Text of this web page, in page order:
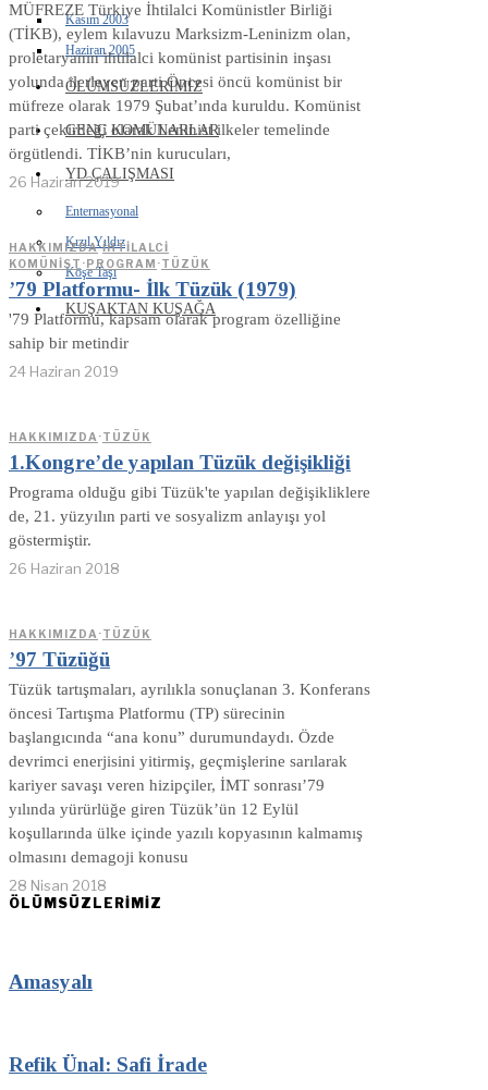
Kasım 2003
Haziran 2005
ÖLÜMSÜZLERIMIZ
GENÇ KOMÜNARLAR
YD ÇALIŞMASI
Enternasyonal
Kızıl Yıldız
Köşe Taşı
KUŞAKTAN KUŞAĞA
MÜFREZE Türkiye İhtilalci Komünistler Birliği
(TİKB), eylem kılavuzu Marksizm-Leninizm olan,
proletaryanın ihtilalci komünist partisinin inşası
yolunda ilerleyen parti Öncesi öncü komünist bir
müfreze olarak 1979 Şubat’ında kuruldu. Komünist
parti çekirdeği olarak Leninist ilkeler temelinde
örgütlendi. TİKB’nin kurucuları,
26 Haziran 2019
HAKKIMIZDA·İHTILALCI
KOMÜNIST ·PROGRAM ·TÜZÜK
’79 Platformu- İlk Tüzük (1979)
'79 Platformu, kapsam olarak program özelliğine
sahip bir metindir
24 Haziran 2019
HAKKIMIZDA ·TÜZÜK
1.Kongre’de yapılan Tüzük değişikliği
Programa olduğu gibi Tüzük'te yapılan değişikliklere
de, 21. yüzyılın parti ve sosyalizm anlayışı yol
göstermiştir.
26 Haziran 2018
HAKKIMIZDA ·TÜZÜK
’97 Tüzüğü
Tüzük tartışmaları, ayrılıkla sonuçlanan 3. Konferans
öncesi Tartışma Platformu (TP) sürecinin
başlangıcında “ana konu” durumundaydı. Özde
devrimci enerjisini yitirmiş, geçmişlerine sarılarak
kariyer savaşı veren hizipçiler, İMT sonrası’79
yılında yürürlüğe giren Tüzük’ün 12 Eylül
koşullarında ülke içinde yazılı kopyasının kalmamış
olmasını demagoji konusu
28 Nisan 2018
ÖLÜMSÜZLERİMİZ
Amasyalı
Refik Ünal: Safi İrade